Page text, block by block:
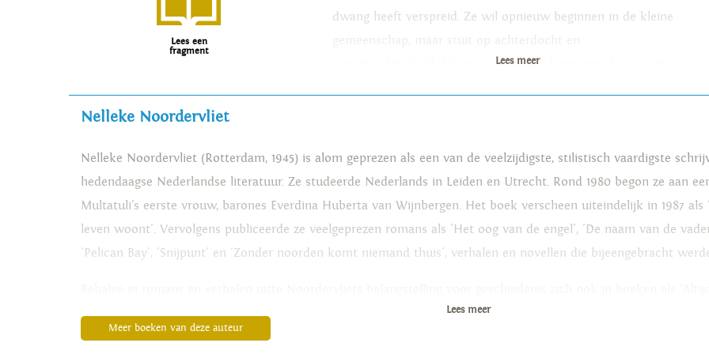
Lees een
fragment
dwang heeft verspreid. Ze wil opnieuw beginnen in de kleine
terughoudendheid. Als ze in aanraking komt met het verzet
voor wat er zou kunnen gebeuren als een democratisch
gekozen partij de absolute macht in Europa naar zich
toetrekt en de oppositie op allerlei manieren uitschakelt.
Lees meer
Nelleke Noordervliet
Nelleke Noordervliet (Rotterdam, 1945) is alom geprezen als een van de veelzijdigste, stilistisch vaardigste
hedendaagse Nederlandse literatuur. Ze studeerde Nederlands in Leiden en Utrecht. Rond 1980 begon ze aan
Multatuli’s eerste vrouw, barones Everdina Huberta van Wijnbergen. Het boek verscheen uiteindelijk in 1987
leven woont'. Vervolgens publiceerde ze veelgeprezen romans als 'Het oog van de engel', 'De naam van de
'Pelican Bay', 'Snijpunt' en 'Zonder noorden komt niemand thuis', verhalen en novellen die bijeengebracht
overgrootmoeder, en in boeken die ze schreef voor het Rijksmuseum en voor de Amstelhof. In 2012 verscheen
geschiedenis van de 17e eeuwse Menno Molenaar, jurist, arts en dubbelspion. In 2013 schreef Nelleke
Lees meer
Meer boeken van deze auteur